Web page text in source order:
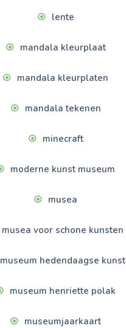
lente
mandala kleurplaat
mandala kleurplaten
mandala tekenen
minecraft
moderne kunst museum
musea
musea voor schone kunsten
museum hedendaagse kunst
museum henriette polak
museumjaarkaart